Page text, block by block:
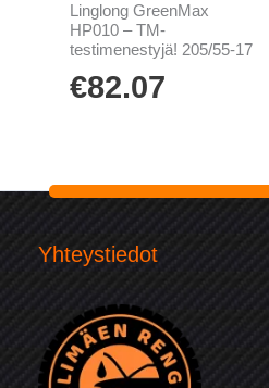
Linglong GreenMax
HP010 – TM-
testimenestyjä! 205/55-17
€82.07
Yhteystiedot